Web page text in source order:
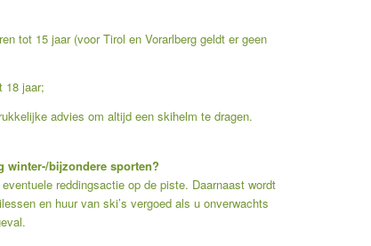
tot 15 jaar (voor Tirol en Vorarlberg geldt er geen
18 jaar;
advies om altijd een skihelm te dragen.
winter-/bijzondere sporten?
reddingsactie op de piste. Daarnaast wordt
en huur van ski’s vergoed als u onverwachts